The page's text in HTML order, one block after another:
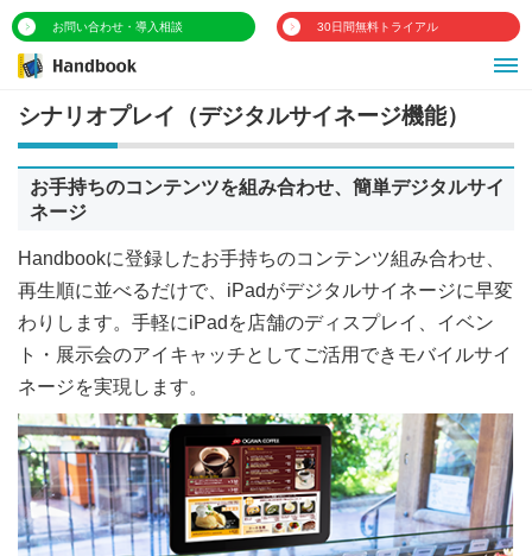
お問い合わせ・導入相談 30日間無料トライアル
シナリオプレイ（デジタルサイネージ機能）
お手持ちのコンテンツを組み合わせ、簡単デジタルサイ
ネージ
Handbookに登録したお手持ちのコンテンツ組み合わせ、
再生順に並べるだけで、iPadがデジタルサイネージに早変
わりします。手軽にiPadを店舗のディスプレイ、イベン
ト・展示会のアイキャッチとしてご活用できモバイルサイ
ネージを実現します。